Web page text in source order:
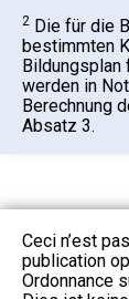
2 Die für die
bestimmten
werden in
Berechnung
Absatz 3.
Ceci n’est
publication
Ordonnance